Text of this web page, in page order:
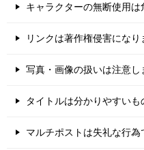
キャラクターの無断使用は
リンクは著作権侵害になり
写真・画像の扱いは注意し
タイトルは分かりやすいも
マルチポストは失礼な行為